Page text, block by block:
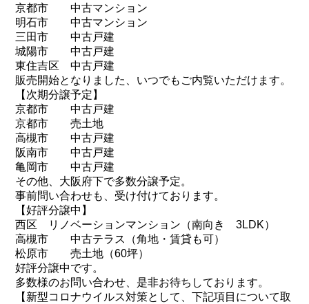
京都市 中古マンション
明石市 中古マンション
三田市 中古戸建
城陽市 中古戸建
東住吉区 中古戸建
販売開始となりました、いつでもご内覧いただけます。
【次期分譲予定】
京都市 中古戸建
京都市 売土地
高槻市 中古戸建
阪南市 中古戸建
亀岡市 中古戸建
その他、大阪府下で多数分譲予定。
事前問い合わせも、受け付けております。
【好評分譲中】
西区 リノベーションマンション（南向き 3LDK）
高槻市 中古テラス（角地・賃貸も可）
松原市 売土地（60坪）
好評分譲中です。
多数様のお問い合わせ、是非お待ちしております。
【新型コロナウイルス対策として、下記項目について取